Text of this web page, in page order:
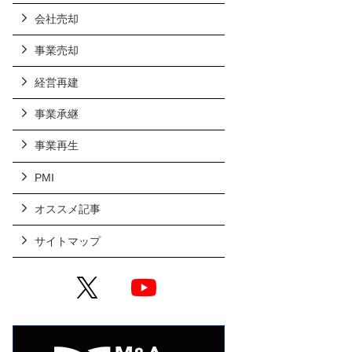
会社売却
事業売却
経営再建
事業承継
事業再生
PMI
オススメ記事
サイトマップ
X